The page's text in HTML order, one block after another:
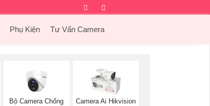
Facebook
Phụ Kiện Tư Vấn Camera
Bộ Camera Chống
Camera Ai Hikvision